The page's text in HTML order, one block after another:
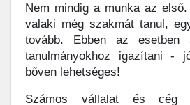
Nem mindig a munka az
valaki még szakmát tanul,
tovább. Ebben az
tanulmányokhoz igazítani -
bőven lehetséges!
Számos vállalat és cég